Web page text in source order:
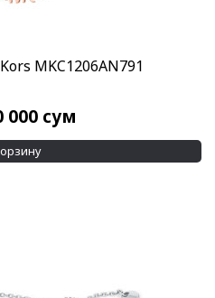
MKC1206AN791
000 сум